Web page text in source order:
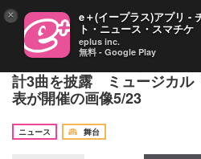
三浦宏規、高橋颯（
計3曲を披露 ミュージカル
表が開催の画像5/23
ニュース
舞台
× e＋(イープラス)アプリ -
ト・ニュース・スマチケ
eplus inc.
無料 - Google Play